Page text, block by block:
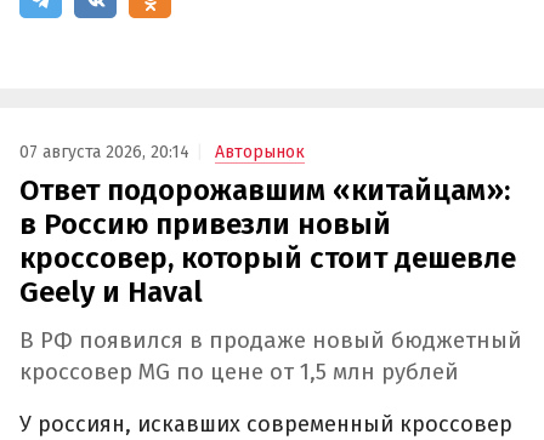
07 августа 2026, 20:14 Авторынок
Ответ подорожавшим «китайцам»:
в Россию привезли новый
кроссовер, который стоит дешевле
Geely и Haval
В РФ появился в продаже новый бюджетный
кроссовер MG по цене от 1,5 млн рублей
У россиян, искавших современный кроссовер